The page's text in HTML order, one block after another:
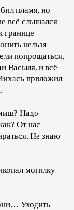
пламя, но
всё слышался
границе
нельзя
попрощаться,
Васыля, и всё
приложил
Надо
От нас
Не знаю
могилку
Уходить